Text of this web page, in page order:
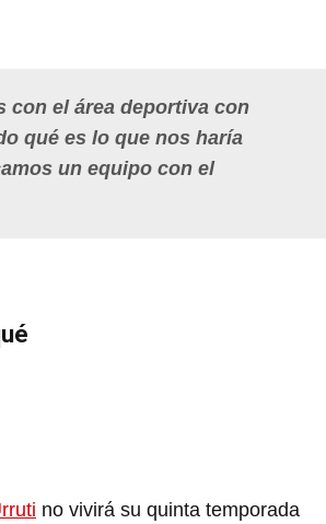
con el área deportiva con
qué es lo que nos haría
un equipo con el
no vivirá su quinta temporada